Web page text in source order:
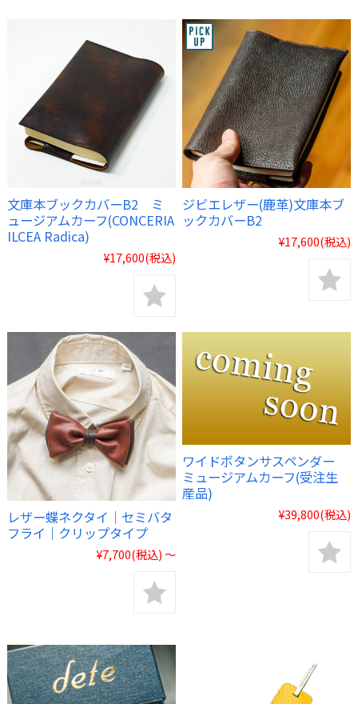
文庫本ブックカバーB2 ミ
ュージアムカーフ(CONCERIA
ILCEA Radica)
¥17,600(税込)
ジビエレザー(鹿革)文庫本ブ
ックカバーB2
¥17,600(税込)
レザー蝶ネクタイ｜セミバタ
フライ｜クリップタイプ
¥7,700(税込)～
ワイドボタンサスペンダー
ミュージアムカーフ(受注生
産品)
¥39,800(税込)